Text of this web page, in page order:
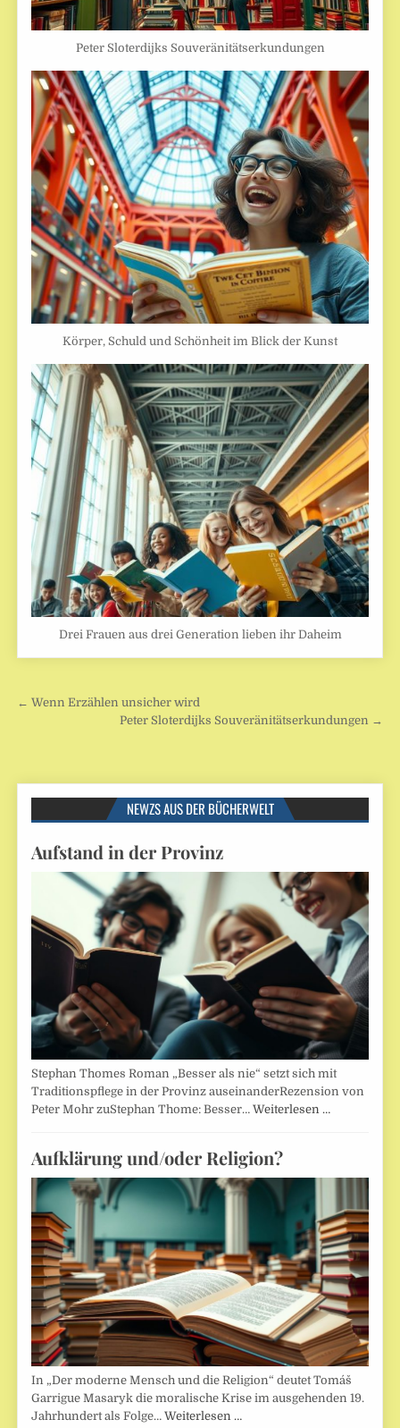
Peter Sloterdijks Souveränitätserkundungen
Körper, Schuld und Schönheit im Blick der Kunst
Drei Frauen aus drei Generation lieben ihr Daheim
Beitragsnavigation
← Wenn Erzählen unsicher wird
Peter Sloterdijks Souveränitätserkundungen →
NEWZS AUS DER BÜCHERWELT
Aufstand in der Provinz
Stephan Thomes Roman „Besser als nie“ setzt sich mit
Traditionspflege in der Provinz auseinanderRezension von
Peter Mohr zuStephan Thome: Besser…Weiterlesen …
Aufklärung und/oder Religion?
In „Der moderne Mensch und die Religion“ deutet Tomáš
Garrigue Masaryk die moralische Krise im ausgehenden 19.
Jahrhundert als Folge…Weiterlesen …